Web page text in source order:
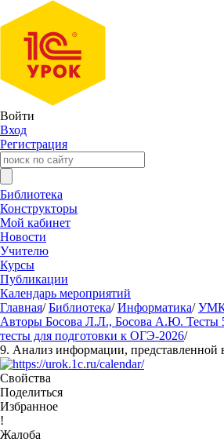
Войти
Вход
Регистрация
Библиотека
Конструкторы
Мой кабинет
Новости
Учителю
Курсы
Публикации
Календарь мероприятий
Главная/ Библиотека/ Информатика/ УМК
Авторы Босова Л.Л., Босова А.Ю. Тесты
тесты для подготовки к ОГЭ-2026/
9. Анализ информации, представленной
Свойства
Поделиться
Избранное
!
Жалоба